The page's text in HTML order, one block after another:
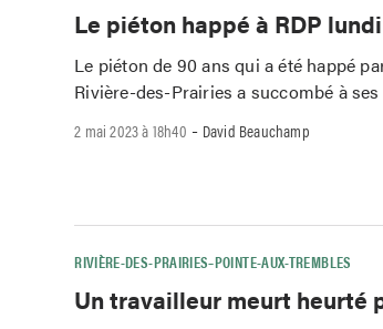
Le piéton happé à RDP
Le piéton de 90 ans qui a été happé
Rivière-des-Prairies a succombé à
2 mai 2023 à 18h40 - David Beauchamp
RIVIÈRE-DES-PRAIRIES–POINTE-AUX-TREMBLES
Un travailleur meurt heurté